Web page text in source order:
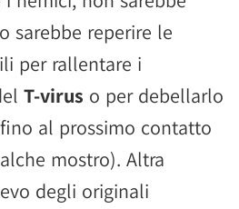
sarebbe reperire le
per rallentare i
T-virus o per debellarlo
al prossimo contatto
mostro). Altra
degli originali